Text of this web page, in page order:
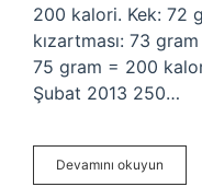
200 kalori. Kek: 72
kızartması: 73
75 gram = 200
Şubat 2013 250…
Devamını okuyun
Kalori